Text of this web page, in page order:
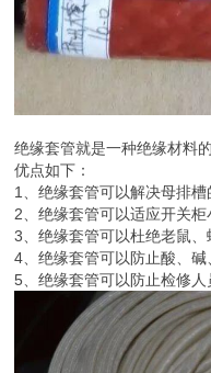
绝缘套管就是一种绝缘材料
优点如下：
1、绝缘套管可以解决母排槽
2、绝缘套管可以适应开关柜
3、绝缘套管可以杜绝老鼠、
4、绝缘套管可以防止酸、碱
5、绝缘套管可以防止检修人